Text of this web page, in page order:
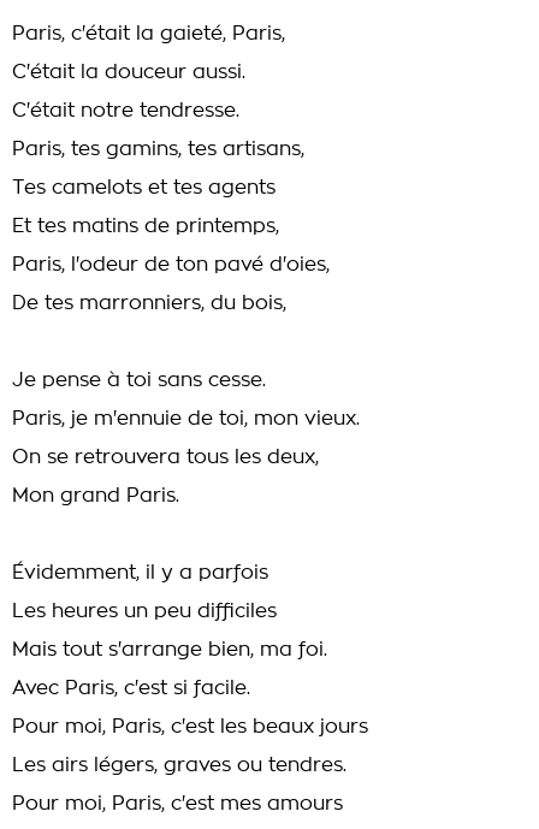
Paris, c'était la gaieté, Paris,
C'était la douceur aussi.
C'était notre tendresse.
Paris, tes gamins, tes artisans,
Tes camelots et tes agents
Et tes matins de printemps,
Paris, l'odeur de ton pavé d'oies,
De tes marronniers, du bois,
Je pense à toi sans cesse.
Paris, je m'ennuie de toi, mon vieux.
On se retrouvera tous les deux,
Mon grand Paris.
Évidemment, il y a parfois
Les heures un peu difficiles
Mais tout s'arrange bien, ma foi.
Avec Paris, c'est si facile.
Pour moi, Paris, c'est les beaux jours
Les airs légers, graves ou tendres.
Pour moi, Paris, c'est mes amours